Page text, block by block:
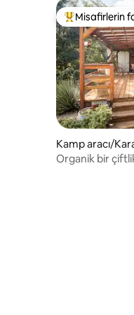
Misafirlerin
Misafirlerin
Kamp aracı/
eria
Organik bir